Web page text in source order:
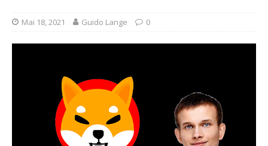
Mai 18, 2021 Guido Lange 0